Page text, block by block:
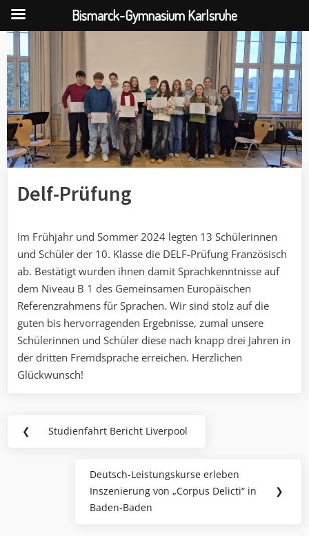
Skip
to
content
Delf-Prüfung
Im Frühjahr und Sommer 2024 legten 13 Schülerinnen
und Schüler der 10. Klasse die DELF-Prüfung Französisch
ab. Bestätigt wurden ihnen damit Sprachkenntnisse auf
dem Niveau B 1 des Gemeinsamen Europäischen
Referenzrahmens für Sprachen. Wir sind stolz auf die
guten bis hervorragenden Ergebnisse, zumal unsere
Schülerinnen und Schüler diese nach knapp drei Jahren in
der dritten Fremdsprache erreichen. Herzlichen
Glückwunsch!
Beitragsnavigation
❮
Previous
Studienfahrt Bericht Liverpool
Next
Post:
Deutsch-Leistungskurse erleben
Inszenierung von „Corpus Delicti“ in
Baden-Baden
❯
Bismarck-Gymnasium Karlsruhe